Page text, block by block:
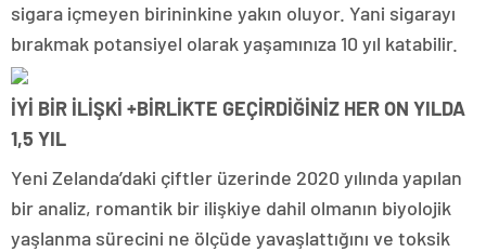
sigara içmeyen birininkine yakın oluyor. Yani sigarayı
bırakmak potansiyel olarak yaşamınıza 10 yıl katabilir.
İYİ BİR İLİŞKİ +BİRLİKTE GEÇİRDİĞİNİZ HER ON YILDA
1,5 YIL
Yeni Zelanda’daki çiftler üzerinde 2020 yılında yapılan
bir analiz, romantik bir ilişkiye dahil olmanın biyolojik
yaşlanma sürecini ne ölçüde yavaşlattığını ve toksik